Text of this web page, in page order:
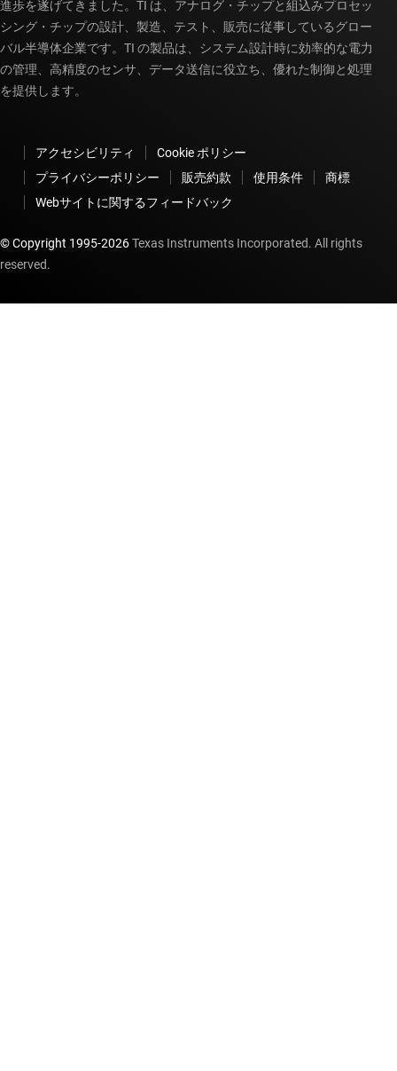
進歩を遂げてきました。TI は、アナログ・チップと組込みプロセッ
シング・チップの設計、製造、テスト、販売に従事しているグロー
バル半導体企業です。TI の製品は、システム設計時に効率的な電力
の管理、高精度のセンサ、データ送信に役立ち、優れた制御と処理
を提供します。
アクセシビリティ
Cookie ポリシー
プライバシーポリシー
販売約款 使用条件
商標
Webサイトに関するフィードバック
© Copyright 1995-2026Texas Instruments Incorporated. All rights
reserved.